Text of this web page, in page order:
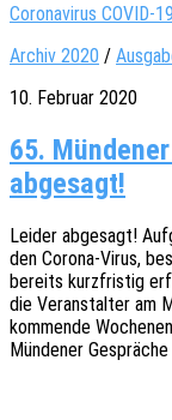
Coronavirus COVID-
Archiv 2020 /
10. Februar 2020
65.
abgesagt!
Leider abge­sagt!
den Corona-Virus,
bereits kurz­fris­tig
die Veran­stal­ter am
kommen­de
Münde­ner